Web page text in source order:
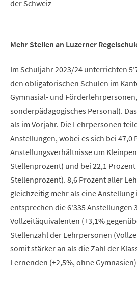
der Schweiz
Mehr Stellen an Luzerner
Im Schuljahr 2023/24 unterrichten
den obligatorischen Schulen im
Gymnasial- und
sonderpädagogisches Personal).
als im Vorjahr. Die Lehrpersonen
Anstellungen, wobei es sich bei 47,0
Anstellungsverhältnisse um
Stellenprozent) und bei 22,1
Stellenprozent). 8,6 Prozent aller
gleichzeitig mehr als eine Anstellung
entsprechen die 6'335 Anstellungen
Vollzeitäquivalenten (+3,1%
Stellenzahl der Lehrpersonen
somit stärker an als die Zahl der
Lernenden (+2,5%, ohne